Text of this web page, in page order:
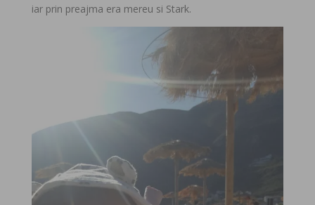
iar prin preajma era mereu si Stark.